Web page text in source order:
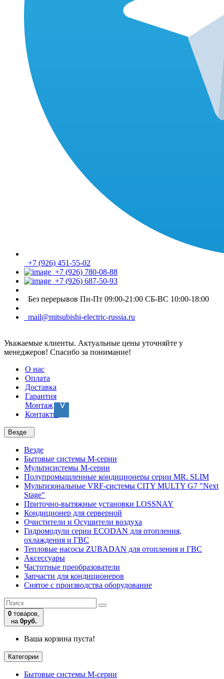
+7 (926) 451-55-02
+7 (926) 780-08-88
+7 (926) 687-50-93
Без перерывов Пн-Пт 09:00-21:00 СБ-ВС 10:00-18:00
mail@mitsubishi-electric-russia.ru
Уважаемые клиенты. Актуальные цены уточняйте у
менеджеров! Спасибо за понимание!
О нас
Оплата
Доставка
Гарантия
Монтаж
Контакты
Везде
Везде
Бытовые системы M-серии
Мультисистемы M-серии
Полупромышленные кондиционеры серии MR. SLIM
Мультизональные VRF-системы CITY MULTY G7 "Next
Stage"
Приточно-вытяжные установки LOSSNAY
Кондиционер для серверной
Очистители и Осушители воздуха
Гидромодули серии ECODAN для отопления,
охлаждения и ГВС
Тепловые насосы ZUBADAN для отопления и ГВС
Аксесcуары
Частотные преобразователи
Запчасти для кондиционеров
Снятое с производства оборудование
0 товаров,
на 0руб.
Ваша корзина пуста!
Категории
Бытовые системы M-серии